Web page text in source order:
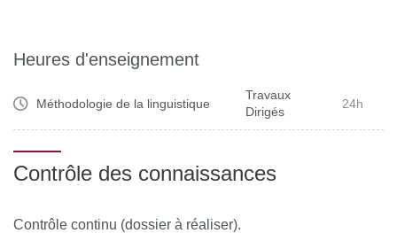
Heures d'enseignement
Méthodologie de la linguistique
Travaux
Dirigés
24h
Contrôle des connaissances
Contrôle continu (dossier à réaliser).